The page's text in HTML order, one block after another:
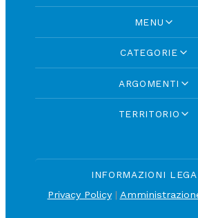
MENU
CATEGORIE
ARGOMENTI
TERRITORIO
INFORMAZIONI
Privacy Policy|